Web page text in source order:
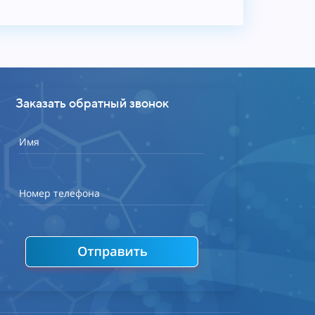
Заказать обратный звонок
Имя
Номер телефона